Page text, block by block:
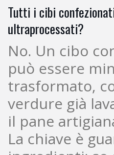
Tutti i cibi
ultraprocessati?
No. Un cibo
può essere
trasformato,
verdure già
il pane
La chiave è